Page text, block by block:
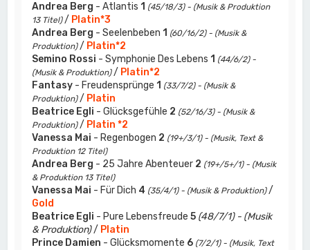
Andrea Berg - Atlantis 1 (45/18/3) - (Musik & Produktion
13 Titel)/ Platin*3
Andrea Berg - Seelenbeben 1 (60/16/2) - (Musik &
Produktion)/ Platin*2
Semino Rossi - Symphonie Des Lebens 1 (44/6/2) -
(Musik & Produktion)/ Platin*2
Fantasy - Freudensprünge 1 (33/7/2) - (Musik &
Produktion)/ Platin
Beatrice Egli - Glücksgefühle 2 (52/16/3) - (Musik &
Produktion)/ Platin *2
Vanessa Mai - Regenbogen 2 (19+/3/1) - (Musik, Text &
Produktion 12 Titel)
Andrea Berg - 25 Jahre Abenteuer 2 (19+/5+/1) - (Musik
& Produktion 13 Titel)
Vanessa Mai - Für Dich 4 (35/4/1) - (Musik & Produktion)/
Gold
Beatrice Egli - Pure Lebensfreude5 (48/7/1) - (Musik
& Produktion)/ Platin
Prince Damien - Glücksmomente 6 (7/2/1) - (Musik, Text